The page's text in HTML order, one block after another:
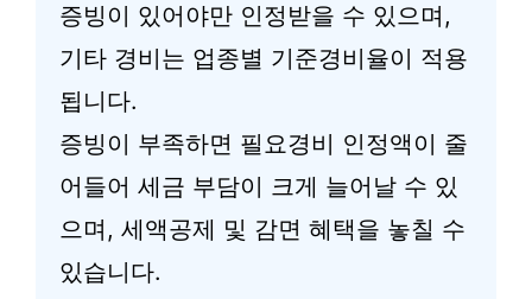
증빙이 있어야만 인정받을 수 있으며,
기타 경비는 업종별 기준경비율이 적용
됩니다.
증빙이 부족하면 필요경비 인정액이 줄
어들어 세금 부담이 크게 늘어날 수 있
으며, 세액공제 및 감면 혜택을 놓칠 수
있습니다.